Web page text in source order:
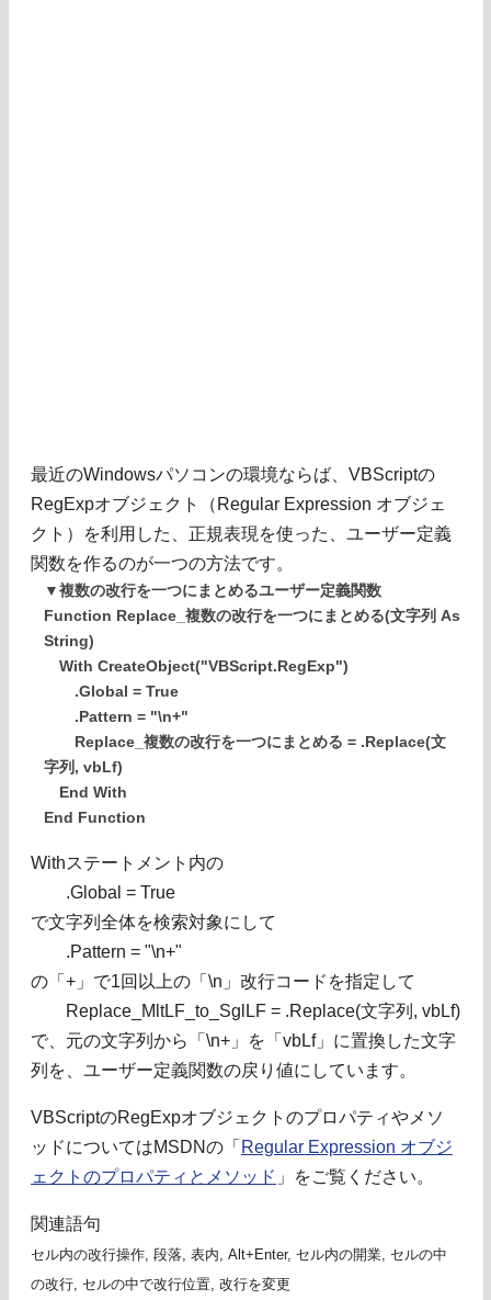
最近のWindowsパソコンの環境ならば、VBScriptの
RegExpオブジェクト（Regular Expression オブジェ
クト）を利用した、正規表現を使った、ユーザー定義
関数を作るのが一つの方法です。
▼複数の改行を一つにまとめるユーザー定義関数
Function Replace_複数の改行を一つにまとめる(文字列 As
String)
With CreateObject("VBScript.RegExp")
.Global = True
.Pattern = "\n+"
Replace_複数の改行を一つにまとめる = .Replace(文
字列, vbLf)
End With
End Function
Withステートメント内の
.Global = True
で文字列全体を検索対象にして
.Pattern = "\n+"
の「+」で1回以上の「\n」改行コードを指定して
Replace_MltLF_to_SglLF = .Replace(文字列, vbLf)
で、元の文字列から「\n+」を「vbLf」に置換した文字
列を、ユーザー定義関数の戻り値にしています。
VBScriptのRegExpオブジェクトのプロパティやメソ
ッドについてはMSDNの「 Regular Expression オブジ
ェクトのプロパティとメソッド 」をご覧ください。
関連語句
セル内の改行操作, 段落, 表内, Alt+Enter, セル内の開業, セルの中
の改行, セルの中で改行位置, 改行を変更